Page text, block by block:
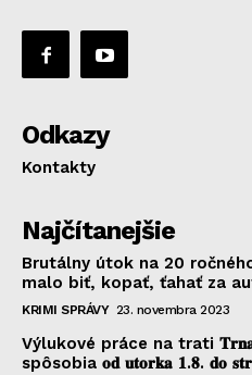
Odkazy
Kontakty
Najčítanejšie
Brutálny útok na 20
malo biť, kopať, ťahať za
KRIMI SPRÁVY 23. novembra 2023
Výlukové práce na trati
spôsobia 𝐨𝐝 𝐮𝐭𝐨𝐫𝐤𝐚 𝟏.𝟖. 𝐝𝐨